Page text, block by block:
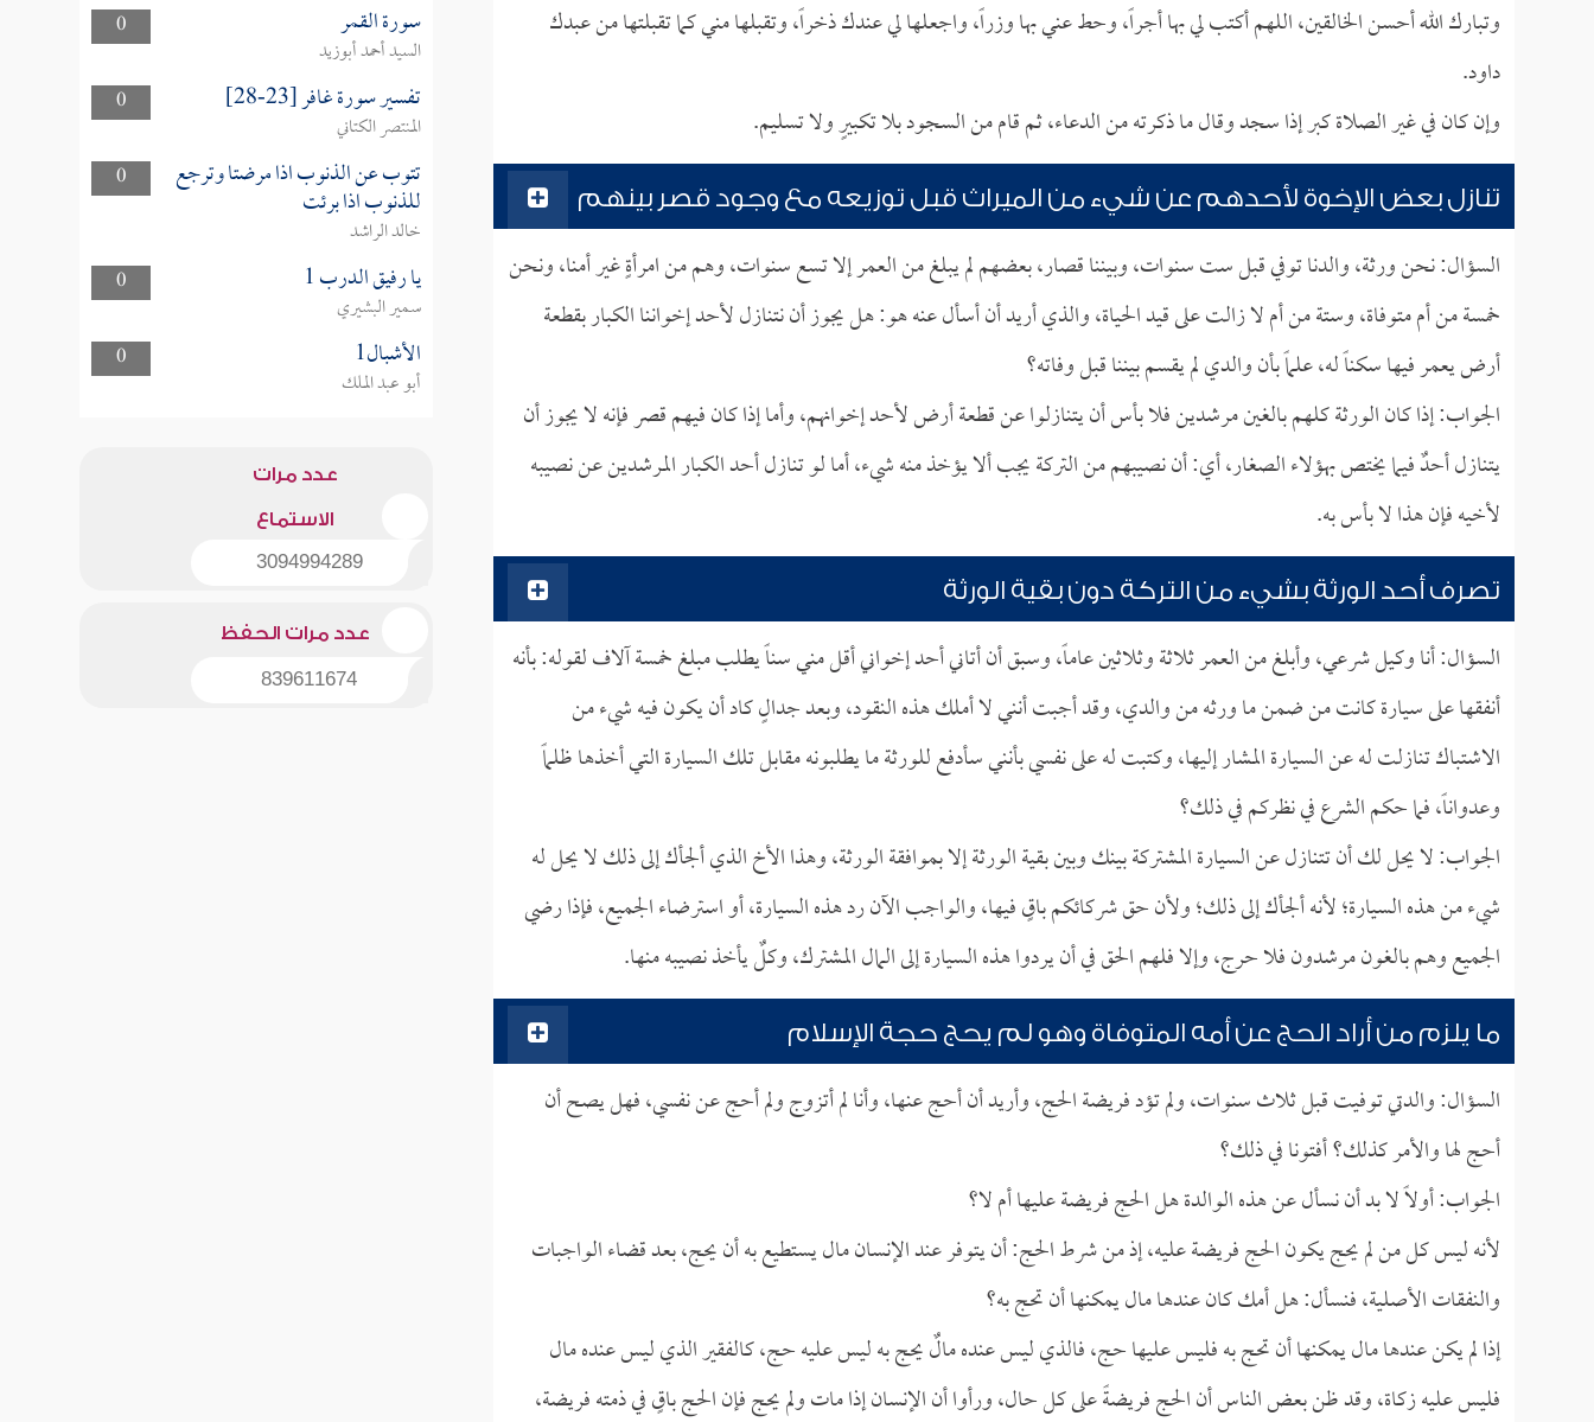
وتبارك الله أحسن الخالقين، اللهم أكتب لي بها أجراً، وحط عني بها وزراً، واجعلها لي عندك ذخراً، وتقبلها مني كما تقبلتها من عبدك
داود.
وإن كان في غير الصلاة كبر إذا سجد وقال ما ذكرته من الدعاء، ثم قام من السجود بلا تكبيرٍ ولا تسليم.
تنازل بعض الإخوة لأحدهم عن شيء من الميراث قبل توزيعه مع وجود قصر بينهم
السؤال: نحن ورثة، والدنا توفي قبل ست سنوات، وبيننا قصار، بعضهم لم يبلغ من العمر إلا تسع سنوات، وهم من امرأةٍ غير أمنا، ونحن
خمسة من أم متوفاة، وستة من أم لا زالت على قيد الحياة، والذي أريد أن أسأل عنه هو: هل يجوز أن نتنازل لأحد إخواننا الكبار بقطعة
أرض يعمر فيها سكناً له، علماً بأن والدي لم يقسم بيننا قبل وفاته؟
الجواب: إذا كان الورثة كلهم بالغين مرشدين فلا بأس أن يتنازلوا عن قطعة أرض لأحد إخوانهم، وأما إذا كان فيهم قصر فإنه لا يجوز أن
يتنازل أحدٌ فيما يختص بهؤلاء الصغار، أي: أن نصيبهم من التركة يجب ألا يؤخذ منه شيء، أما لو تنازل أحد الكبار المرشدين عن نصيبه
لأخيه فإن هذا لا بأس به.
تصرف أحد الورثة بشيء من التركة دون بقية الورثة
السؤال: أنا وكيل شرعي، وأبلغ من العمر ثلاثة وثلاثين عاماً، وسبق أن أتاني أحد إخواني أقل مني سناً يطلب مبلغ خمسة آلاف لقوله: بأنه
أنفقها على سيارة كانت من ضمن ما ورثه من والدي، وقد أجبت أنني لا أملك هذه النقود، وبعد جدالٍ كاد أن يكون فيه شيء من
الاشتباك تنازلت له عن السيارة المشار إليها، وكتبت له على نفسي بأنني سأدفع للورثة ما يطلبونه مقابل تلك السيارة التي أخذها ظلماً
وعدواناً، فما حكم الشرع في نظركم في ذلك؟
الجواب: لا يحل لك أن تتنازل عن السيارة المشتركة بينك وبين بقية الورثة إلا بموافقة الورثة، وهذا الأخ الذي ألجأك إلى ذلك لا يحل له
شيء من هذه السيارة؛ لأنه ألجأك إلى ذلك؛ ولأن حق شركائكم باقٍ فيها، والواجب الآن رد هذه السيارة، أو استرضاء الجميع، فإذا رضي
الجميع وهم بالغون مرشدون فلا حرج، وإلا فلهم الحق في أن يردوا هذه السيارة إلى المال المشترك، وكلٌ يأخذ نصيبه منها.
ما يلزم من أراد الحج عن أمه المتوفاة وهو لم يحج حجة الإسلام
السؤال: والدتي توفيت قبل ثلاث سنوات، ولم تؤد فريضة الحج، وأريد أن أحج عنها، وأنا لم أتزوج ولم أحج عن نفسي، فهل يصح أن
أحج لها والأمر كذلك؟ أفتونا في ذلك؟
الجواب: أولاً لا بد أن نسأل عن هذه الوالدة هل الحج فريضة عليها أم لا؟
لأنه ليس كل من لم يحج يكون الحج فريضة عليه، إذ من شرط الحج: أن يتوفر عند الإنسان مال يستطيع به أن يحج، بعد قضاء الواجبات
والنفقات الأصلية، فنسأل: هل أمك كان عندها مال يمكنها أن تحج به؟
إذا لم يكن عندها مال يمكنها أن تحج به فليس عليها حج، فالذي ليس عنده مالٌ يحج به ليس عليه حج، كالفقير الذي ليس عنده مال
فليس عليه زكاة، وقد ظن بعض الناس أن الحج فريضةً على كل حال، ورأوا أن الإنسان إذا مات ولم يحج فإن الحج باقٍ في ذمته فريضة،
0
سورة القمر
السيد أحمد أبوزيد
0
تفسير سورة غافر [23-28]
المنتصر الكتاني
0
تتوب عن الذنوب اذا مرضتا وترجع
للذنوب اذا برئت
خالد الراشد
0
يا رفيق الدرب 1
سمير البشيري
0
الأشبال1
أبو عبد الملك
عدد مرات
الاستماع
3094994289
عدد مرات الحفظ
839611674